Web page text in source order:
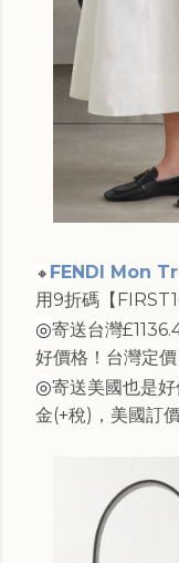
🔸 FENDI Mon
用9折碼【
◎寄送台灣
好價格！台灣定
◎寄送美國也是
金(+稅)，美國訂